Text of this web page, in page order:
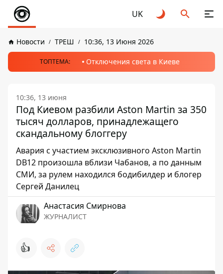
UK
Новости ТРЕШ 10:36, 13 Июня 2026
ТОПТЕМА: Отключения света в Киеве
10:36, 13 июня
Под Киевом разбили Aston Martin за 350
тысяч долларов, принадлежащего
скандальному блоггеру
Авария с участием эксклюзивного Aston Martin
DB12 произошла вблизи Чабанов, а по данным
СМИ, за рулем находился бодибилдер и блогер
Сергей Данилец
Анастасия Смирнова
ЖУРНАЛИСТ
👍